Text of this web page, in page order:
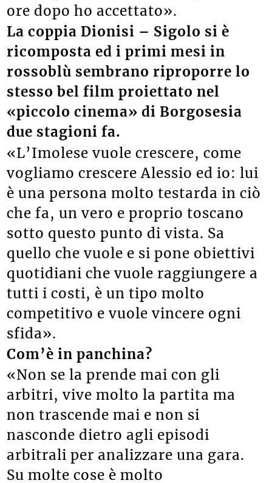
ore dopo ho accettato».
La coppia Dionisi – Sigolo si è
ricomposta ed i primi mesi in
rossoblù sembrano riproporre lo
stesso bel film proiettato nel
«piccolo cinema» di Borgosesia
due stagioni fa.
«L’Imolese vuole crescere, come
vogliamo crescere Alessio ed io: lui
è una persona molto testarda in ciò
che fa, un vero e proprio toscano
sotto questo punto di vista. Sa
quello che vuole e si pone obiettivi
quotidiani che vuole raggiungere a
tutti i costi, è un tipo molto
competitivo e vuole vincere ogni
sfida».
Com’è in panchina?
«Non se la prende mai con gli
arbitri, vive molto la partita ma
non trascende mai e non si
nasconde dietro agli episodi
arbitrali per analizzare una gara.
Su molte cose è molto